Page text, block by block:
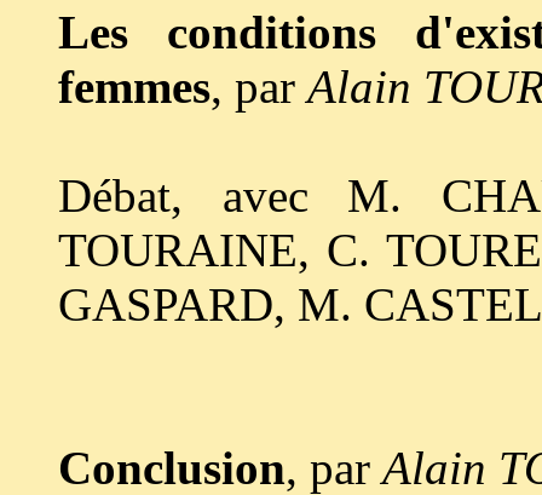
Les conditions
femmes, parAlain
Débat, avec M.
TOURAINE, C.
GASPARD, M.
Conclusion, parAlain